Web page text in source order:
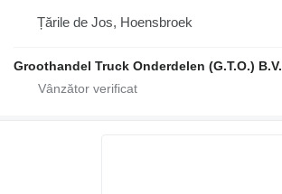
Țările de Jos, Hoensbroek
Groothandel Truck Onderdelen (G.T.O.) B.V.